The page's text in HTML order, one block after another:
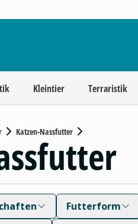
Kleintier Terraristik
Katzen-Nassfutter
Futterform